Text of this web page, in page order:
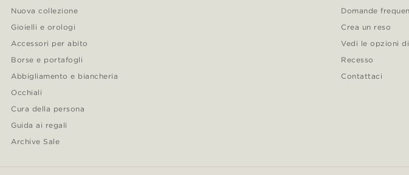
Nuova collezione
Gioielli e orologi
Accessori per abito
Borse e portafogli
Abbigliamento e biancheria
Occhiali
Cura della persona
Guida ai regali
Archive Sale
Domande
Crea un reso
Vedi le opzioni
Recesso
Contattaci